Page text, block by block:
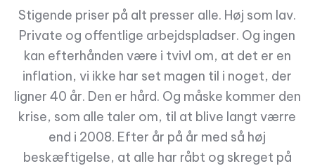
Stigende priser på alt presser alle. Høj som lav.
Private og offentlige arbejdspladser. Og ingen
kan efterhånden være i tvivl om, at det er en
inflation, vi ikke har set magen til i noget, der
ligner 40 år. Den er hård. Og måske kommer den
krise, som alle taler om, til at blive langt værre
end i 2008. Efter år på år med så høj
beskæftigelse, at alle har råbt og skreget på